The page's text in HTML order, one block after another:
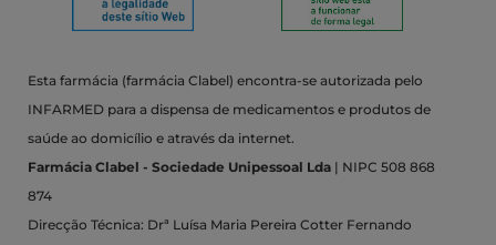
Esta farmácia (farmácia Clabel) encontra-se autorizada pelo
INFARMED para a dispensa de medicamentos e produtos de
saúde ao domicílio e através da internet.
Farmácia Clabel - Sociedade Unipessoal Lda | NIPC 508 868
874
Direcção Técnica: Drª Luísa Maria Pereira Cotter Fernando